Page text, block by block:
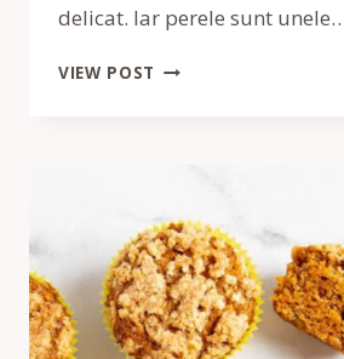
delicat. Iar perele sunt
VIEW POST TORT
FĂRĂ
EGAL
CU
FOI
DE
MIERE